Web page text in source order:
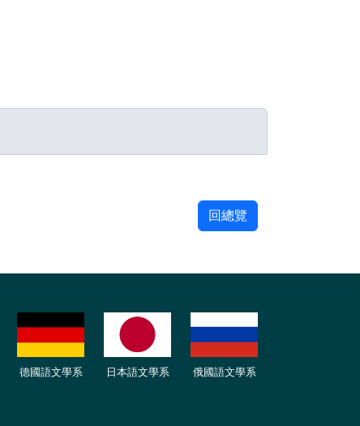
回總覽
德國語文學系 日本語文學系 俄國語文學系